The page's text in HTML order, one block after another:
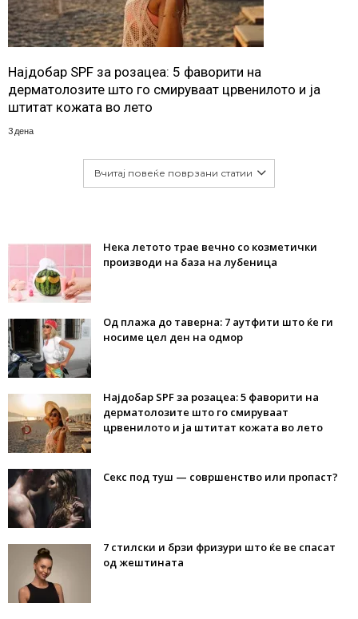
Најдобар SPF за розацеа: 5 фаворити на
дерматолозите што го смируваат црвенилото и ја
штитат кожата во лето
3 дена
Вчитај повеќе поврзани статии
Нека летото трае вечно со козметички
производи на база на лубеница
Од плажа до таверна: 7 аутфити што ќе ги
носиме цел ден на одмор
Најдобар SPF за розацеа: 5 фаворити на
дерматолозите што го смируваат
црвенилото и ја штитат кожата во лето
Секс под туш — совршенство или пропаст?
7 стилски и брзи фризури што ќе ве спасат
од жештината